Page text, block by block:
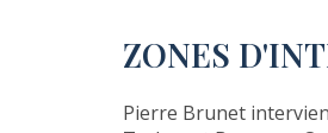
ZONES
Pierre Brunet